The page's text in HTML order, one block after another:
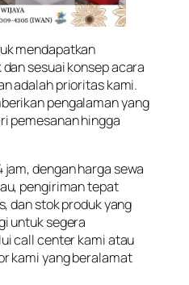
mendapatkan
sesuai konsep acara
adalah prioritas kami.
pengalaman yang
pemesanan hingga
dengan harga sewa
pengiriman tepat
dan stok produk yang
untuk segera
call center kami atau
kami yang beralamat